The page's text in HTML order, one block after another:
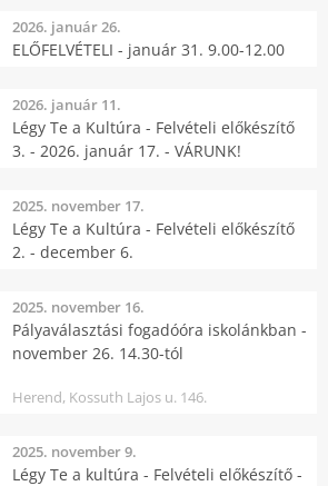
2026. január 26.
ELŐFELVÉTELI - január 31. 9.00-12.00
2026. január 11.
Légy Te a Kultúra - Felvételi előkészítő
3. - 2026. január 17. - VÁRUNK!
2025. november 17.
Légy Te a Kultúra - Felvételi előkészítő
2. - december 6.
2025. november 16.
Pályaválasztási fogadóóra iskolánkban -
november 26. 14.30-tól
Herend, Kossuth Lajos u. 146.
2025. november 9.
Légy Te a kultúra - Felvételi előkészítő -